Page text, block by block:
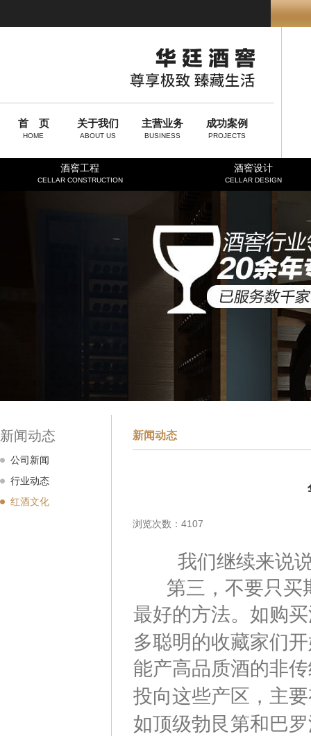
首 页
HOME
关于我们
ABOUT US
主营业务
BUSINESS
成功案例
PROJECTS
酒窖工程
CELLAR CONSTRUCTION
酒窖设计
CELLAR DESIGN
新闻动态
公司新闻
行业动态
红酒文化
新闻动态
浏览次数：4107
我们继续来说说
第三，不要只买
最好的方法。如购
多聪明的收藏家们
能产高品质酒的非
投向这些产区，主
如顶级勃艮第和巴